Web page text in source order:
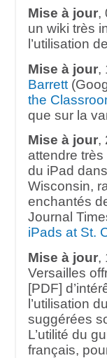
Mise à jour,
un wiki très
l’utilisation
Mise à jour,
Barrett
the
que sur la
Mise à jour,
attendre
du iPad
Wisconsin,
enchantés
Journal
iPads at St.
Mise à jour,
Versailles
[PDF]
l’utilisation
suggérées
L’utilité du
français,